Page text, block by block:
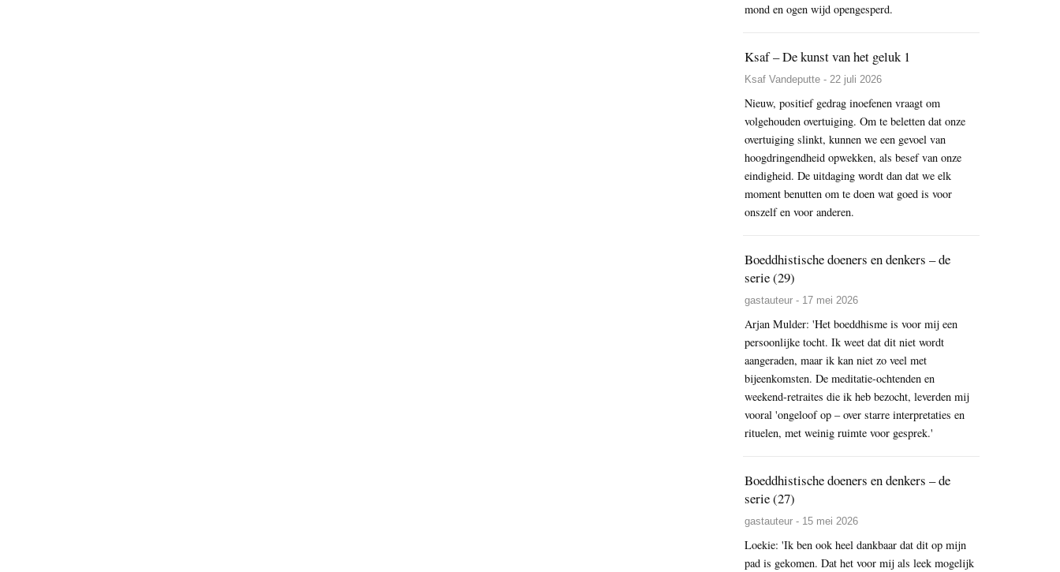
mond en ogen wijd opengesperd.
Ksaf – De kunst van het geluk 1
Ksaf Vandeputte - 22 juli 2026
Nieuw, positief gedrag inoefenen vraagt om
volgehouden overtuiging. Om te beletten dat onze
overtuiging slinkt, kunnen we een gevoel van
hoogdringendheid opwekken, als besef van onze
eindigheid. De uitdaging wordt dan dat we elk
moment benutten om te doen wat goed is voor
onszelf en voor anderen.
Boeddhistische doeners en denkers – de
serie (29)
gastauteur - 17 mei 2026
Arjan Mulder: 'Het boeddhisme is voor mij een
persoonlijke tocht. Ik weet dat dit niet wordt
aangeraden, maar ik kan niet zo veel met
bijeenkomsten. De meditatie-ochtenden en
weekend-retraites die ik heb bezocht, leverden mij
vooral 'ongeloof op – over starre interpretaties en
rituelen, met weinig ruimte voor gesprek.'
Boeddhistische doeners en denkers – de
serie (27)
gastauteur - 15 mei 2026
Loekie: 'Ik ben ook heel dankbaar dat dit op mijn
pad is gekomen. Dat het voor mij als leek mogelijk